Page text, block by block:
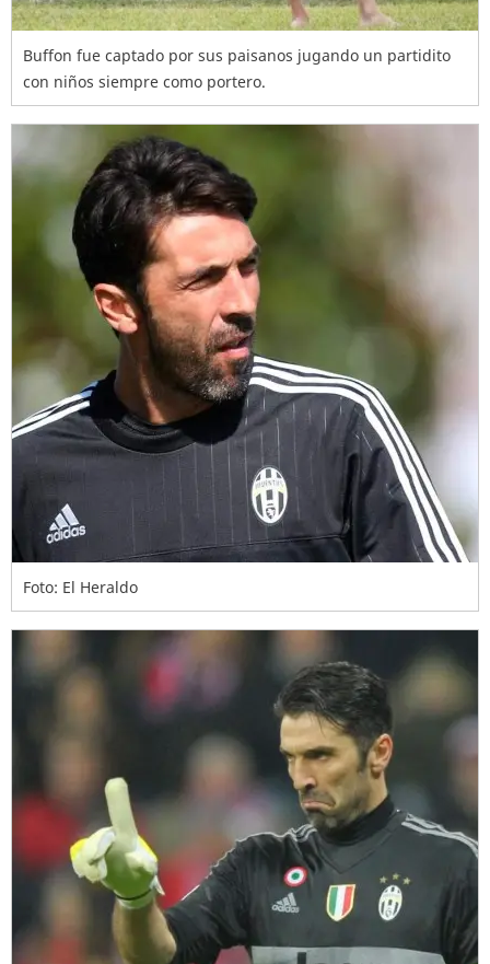
Buffon fue captado por sus paisanos jugando un partidito
con niños siempre como portero.
Foto: El Heraldo